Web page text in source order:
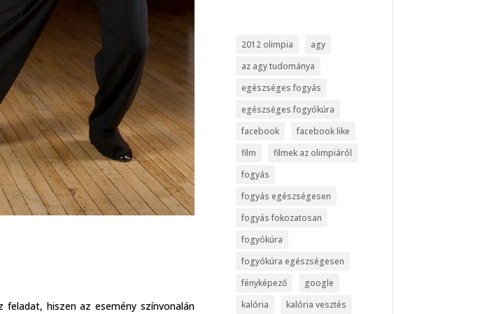
feladat, hiszen az esemény színvonalán
2012 olimpia
agy
az agy tudománya
egészséges fogyás
egészséges fogyókúra
facebook
facebook like
film
filmek az olimpiáról
fogyás
fogyás egészségesen
fogyás fokozatosan
fogyókúra
fogyókúra egészségesen
fényképező
google
kalória
kalória vesztés